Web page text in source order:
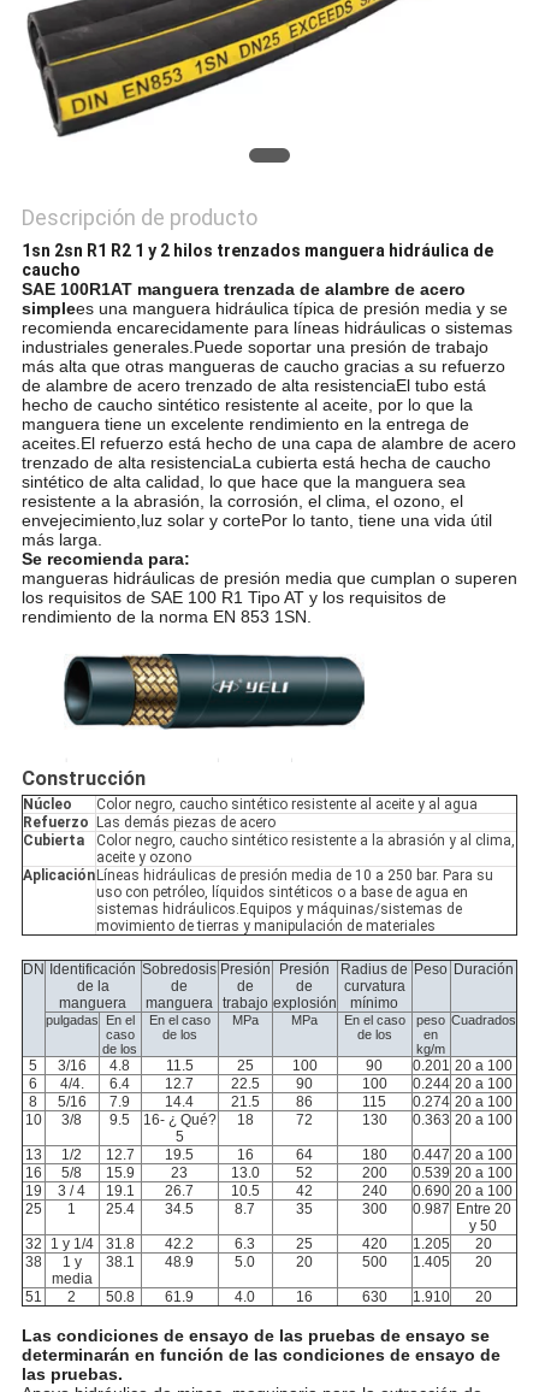
Descripción de producto
1sn 2sn R1 R2 1 y 2 hilos trenzados manguera hidráulica de
caucho
SAE 100R1AT manguera trenzada de alambre de acero
simplees una manguera hidráulica típica de presión media y se
recomienda encarecidamente para líneas hidráulicas o sistemas
industriales generales.Puede soportar una presión de trabajo
más alta que otras mangueras de caucho gracias a su refuerzo
de alambre de acero trenzado de alta resistenciaEl tubo está
hecho de caucho sintético resistente al aceite, por lo que la
manguera tiene un excelente rendimiento en la entrega de
aceites.El refuerzo está hecho de una capa de alambre de acero
trenzado de alta resistenciaLa cubierta está hecha de caucho
sintético de alta calidad, lo que hace que la manguera sea
resistente a la abrasión, la corrosión, el clima, el ozono, el
envejecimiento,luz solar y cortePor lo tanto, tiene una vida útil
más larga.
Se recomienda para:
mangueras hidráulicas de presión media que cumplan o superen
los requisitos de SAE 100 R1 Tipo AT y los requisitos de
rendimiento de la norma EN 853 1SN.
Construcción
Núcleo
Color negro, caucho sintético resistente al aceite y al agua
Refuerzo Las demás piezas de acero
Cubierta
Color negro, caucho sintético resistente a la abrasión y al clima,
aceite y ozono
AplicaciónLíneas hidráulicas de presión media de 10 a 250 bar. Para su
uso con petróleo, líquidos sintéticos o a base de agua en
sistemas hidráulicos.Equipos y máquinas/sistemas de
movimiento de tierras y manipulación de materiales
DN Identificación
de la
manguera
Sobredosis
de
manguera
Presión
de
trabajo
Presión
de
explosión
Radius de
curvatura
mínimo
Peso Duración
pulgadas
En el
caso
de los
En el caso
de los
MPa MPa
En el caso
de los
peso
en
kg/m
Cuadrados
5 3/16 4.8 11.5 25 100 90 0.201 20 a 100
6
4/4. 6.4 12.7 22.5 90 100 0.244 20 a 100
8
5/16 7.9 14.4 21.5 86 115 0.274 20 a 100
10
3/8 9.5
16- ¿ Qué?
5
18 72 130 0.363 20 a 100
13 1/2 12.7 19.5 16 64 180 0.447 20 a 100
16
5/8 15.9 23 13.0 52 200 0.539 20 a 100
19
3 / 4 19.1 26.7 10.5 42 240 0.690 20 a 100
25
1 25.4 34.5 8.7 35 300 0.987 Entre 20
y 50
32
1 y 1/4 31.8 42.2 6.3 25 420 1.205
20
38
1 y
media
38.1 48.9 5.0 20 500 1.405 20
51 2 50.8 61.9 4.0 16 630 1.910 20
Las condiciones de ensayo de las pruebas de ensayo se
determinarán en función de las condiciones de ensayo de
las pruebas.